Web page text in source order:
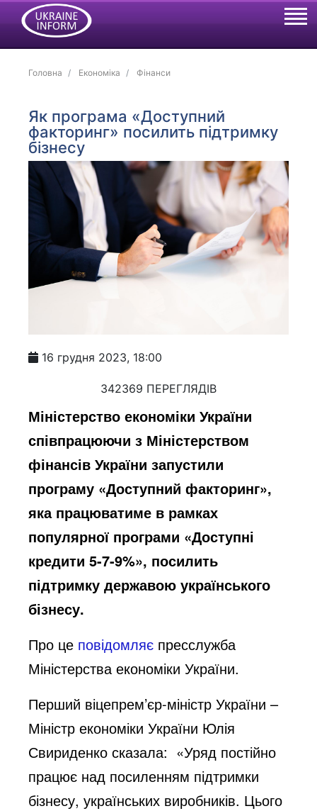
Головна Економіка Фінанси
Як програма «Доступний
факторинг» посилить підтримку
бізнесу
16 грудня 2023, 18:00
342369 ПЕРЕГЛЯДІВ
Міністерство економіки України
співпрацюючи з Міністерством
фінансів України запустили
програму «Доступний факторинг»,
яка працюватиме в рамках
популярної програми «Доступні
кредити 5-7-9%», посилить
підтримку державою українського
бізнесу.
Про це повідомляє пресслужба
Міністерства економіки України.
Перший віцепрем’єр-міністр України –
Міністр економіки України Юлія
Свириденко сказала: «Уряд постійно
працює над посиленням підтримки
бізнесу, українських виробників. Цього